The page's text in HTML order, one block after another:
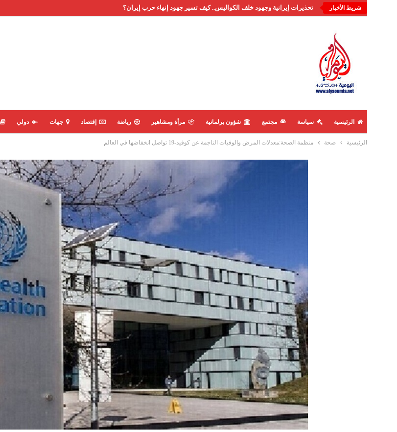
شريط الأخبار تحذيرات إيرانية وجهود خلف الكواليس.. كيف تسير جهود إنهاء حرب إيران؟
الرئيسية سياسة مجتمع شؤون برلمانية مرأة ومشاهير رياضة إقتصاد جهات دولي
الرئيسية صحة منظمة الصحة:معدلات المرض والوفيات الناجمة عن كوفيد-19 تواصل انخفاضها في العالم